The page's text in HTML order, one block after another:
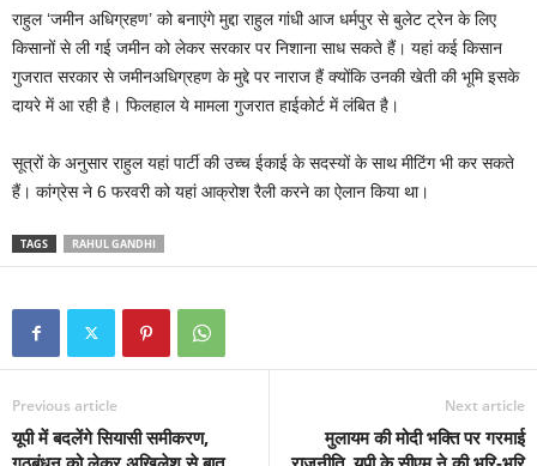
राहुल ‘जमीन अधिग्रहण’ को बनाएंगे मुद्दा राहुल गांधी आज धर्मपुर से बुलेट ट्रेन के लिए
किसानों से ली गई जमीन को लेकर सरकार पर निशाना साध सकते हैं। यहां कई किसान
गुजरात सरकार से जमीनअधिग्रहण के मुद्दे पर नाराज हैं क्योंकि उनकी खेती की भूमि इसके
दायरे में आ रही है। फिलहाल ये मामला गुजरात हाईकोर्ट में लंबित है।
सूत्रों के अनुसार राहुल यहां पार्टी की उच्च ईकाई के सदस्यों के साथ मीटिंग भी कर सकते
हैं। कांग्रेस ने 6 फरवरी को यहां आक्रोश रैली करने का ऐलान किया था।
TAGS RAHUL GANDHI
Previous article
यूपी में बदलेंगे सियासी समीकरण,
Next article
मुलायम की मोदी भक्ति पर गरमाई